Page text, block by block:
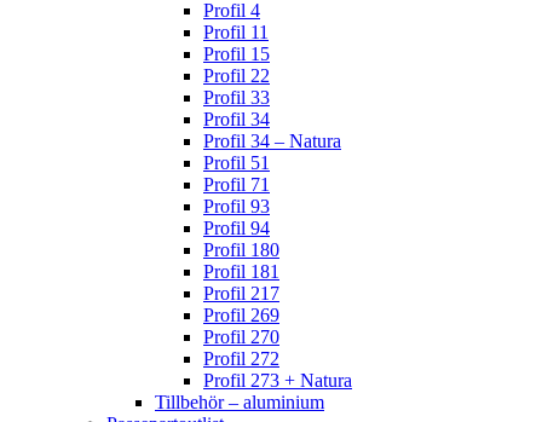
Profil 4
Profil 11
Profil 15
Profil 22
Profil 33
Profil 34
Profil 34 – Natura
Profil 51
Profil 71
Profil 93
Profil 94
Profil 180
Profil 181
Profil 217
Profil 269
Profil 270
Profil 272
Profil 273 + Natura
Tillbehör – aluminium